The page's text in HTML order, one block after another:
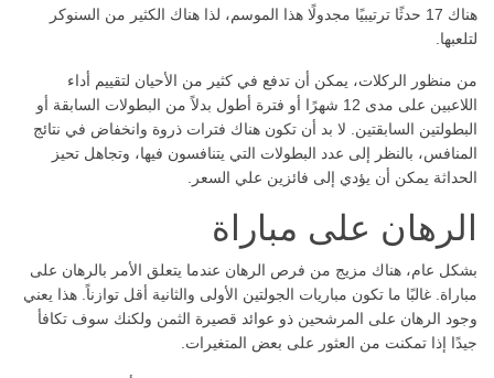
هناك 17 حدثًا ترتيبيًا مجدولًا هذا الموسم، لذا هناك الكثير من السنوكر
لتلعبها.
من منظور الركلات، يمكن أن تدفع في كثير من الأحيان لتقييم أداء
اللاعبين على مدى 12 شهرًا أو فترة أطول بدلاً من البطولات السابقة أو
البطولتين السابقتين. لا بد أن تكون هناك فترات ذروة وانخفاض في نتائج
المنافس، بالنظر إلى عدد البطولات التي يتنافسون فيها، وتجاهل تحيز
الحداثة يمكن أن يؤدي إلى فائزين علي السعر.
الرهان على مباراة
بشكل عام، هناك مزيج من فرص الرهان عندما يتعلق الأمر بالرهان على
مباراة. غالبًا ما تكون مباريات الجولتين الأولى والثانية أقل توازناً. هذا يعني
وجود الرهان على المرشحين ذو عوائد قصيرة الثمن ولكنك سوف تكافأ
جيدًا إذا تمكنت من العثور على بعض المتغيرات.